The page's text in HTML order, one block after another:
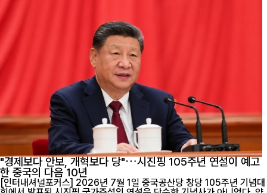
"경제보다 안보, 개혁보다 당"…시진핑 105주년 연설이 예고
한 중국의 다음 10년
[인터내셔널포커스] 2026년 7월 1일 중국공산당 창당 105주년 기념대